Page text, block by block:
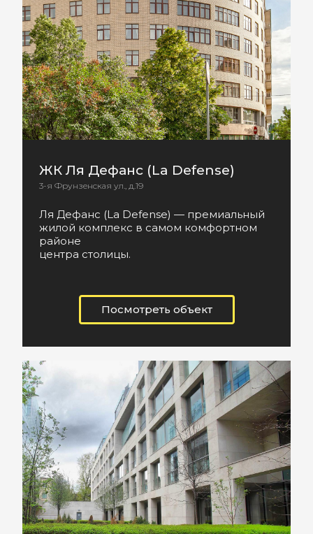
ЖК Ля Дефанс (La Defense)
3-я Фрунзенская ул., д.19
Ля Дефанс (La Defense) — премиальный
жилой комплекс в самом комфортном
районе
центра столицы.
Посмотреть объект